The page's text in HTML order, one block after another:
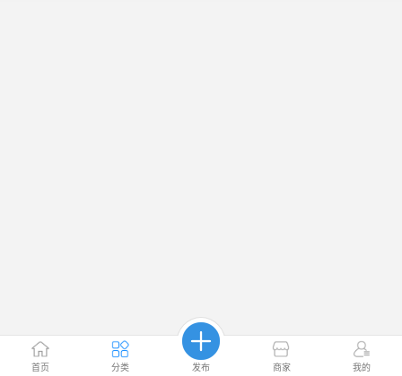
首页 分类 发布 商家 我的